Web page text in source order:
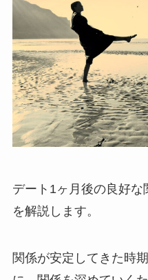
デート1ヶ月後の良好
を解説します。
関係が安定してきた時